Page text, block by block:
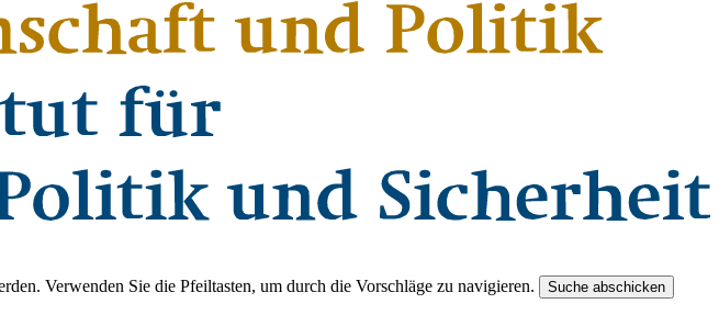
Verwenden Sie die Pfeiltasten, um durch die Vorschläge zu navigieren. Suche abschicken